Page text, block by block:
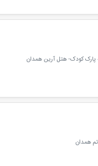
پارک کودک- هتل آرین همدان
همدان